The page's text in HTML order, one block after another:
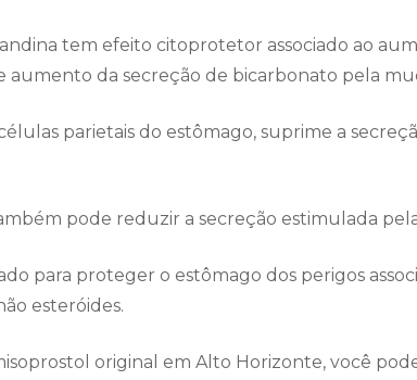
tem efeito citoprotetor associado ao
da secreção de bicarbonato pela
parietais do estômago, suprime a
pode reduzir a secreção estimulada
para proteger o estômago dos perigos
esteróides.
original em Alto Horizonte, você